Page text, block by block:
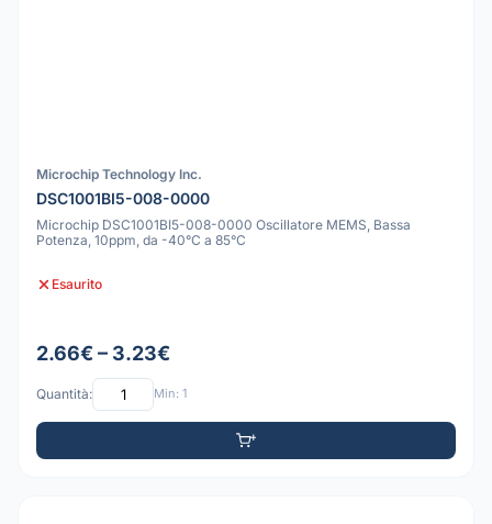
Microchip Technology Inc.
DSC1001BI5-008-0000
Microchip DSC1001BI5-008-0000 Oscillatore MEMS, Bassa
Potenza, 10ppm, da -40°C a 85°C
Esaurito
2.66€ – 3.23€
Quantità: Min: 1